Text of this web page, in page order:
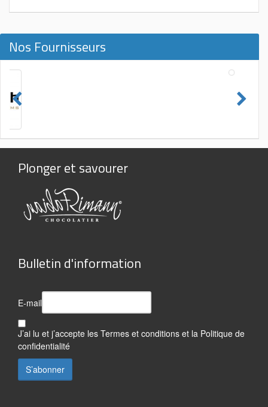
Nos Fournisseurs
Plonger et savourer
Bulletin d'information
E-mail
J’ai lu et j’accepte les Termes et conditions et la Politique de
confidentialité